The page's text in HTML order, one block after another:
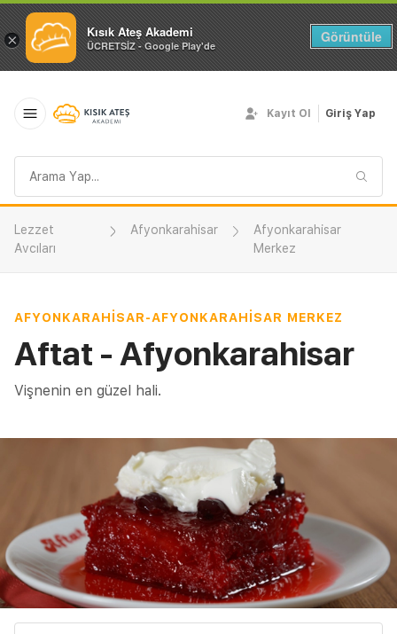
× Kısık Ateş Akademi
ÜCRETSİZ - Google Play'de
Görüntüle
sorgusu
Kayıt Ol Giriş Yap
Lezzet
Avcıları
Afyonkarahisar
Afyonkarahisar
Merkez
AFYONKARAHISAR-AFYONKARAHISAR MERKEZ
Aftat - Afyonkarahisar
Vişnenin en güzel hali.